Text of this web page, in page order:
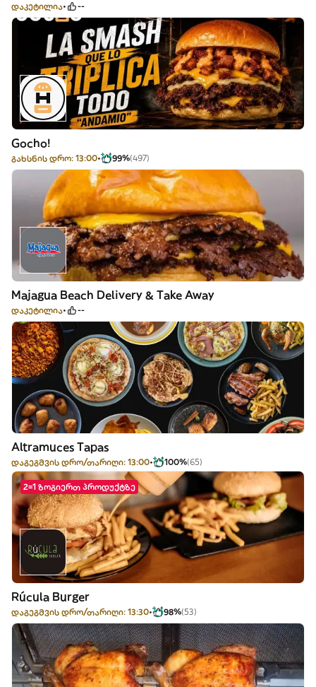
დაკეტილია --
Gocho!
გახსნის დრო: 13:00 99%(497)
Majagua Beach Delivery & Take Away
დაკეტილია --
Altramuces Tapas
დაგეგმვის დრო/თარიღი: 13:00 100%(65)
2=1 ზოგიერთ პროდუქტზე
Rúcula Burger
დაგეგმვის დრო/თარიღი: 13:30 98%(53)